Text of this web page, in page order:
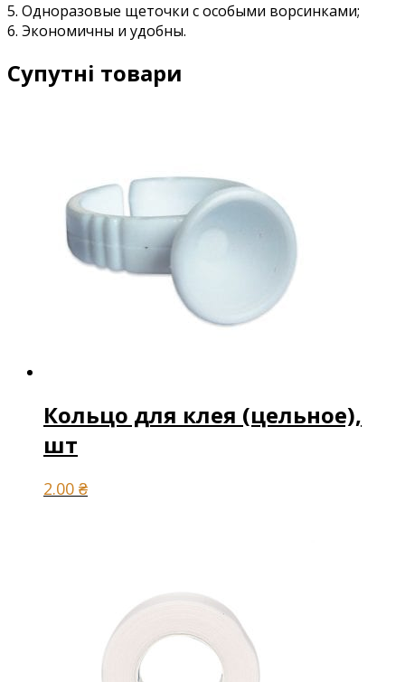
5. Одноразовые щеточки с особыми ворсинками;
6. Экономичны и удобны.
Супутні товари
Кольцо для клея (цельное),
шт
2.00 ₴